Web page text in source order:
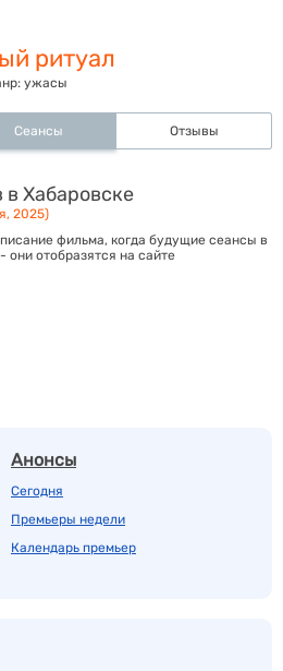
ритуал
ужасы
Сеансы Отзывы
Хабаровске
2025)
фильма, когда будущие сеансы в
они отобразятся на сайте
Анонсы
Сегодня
Премьеры недели
Календарь премьер